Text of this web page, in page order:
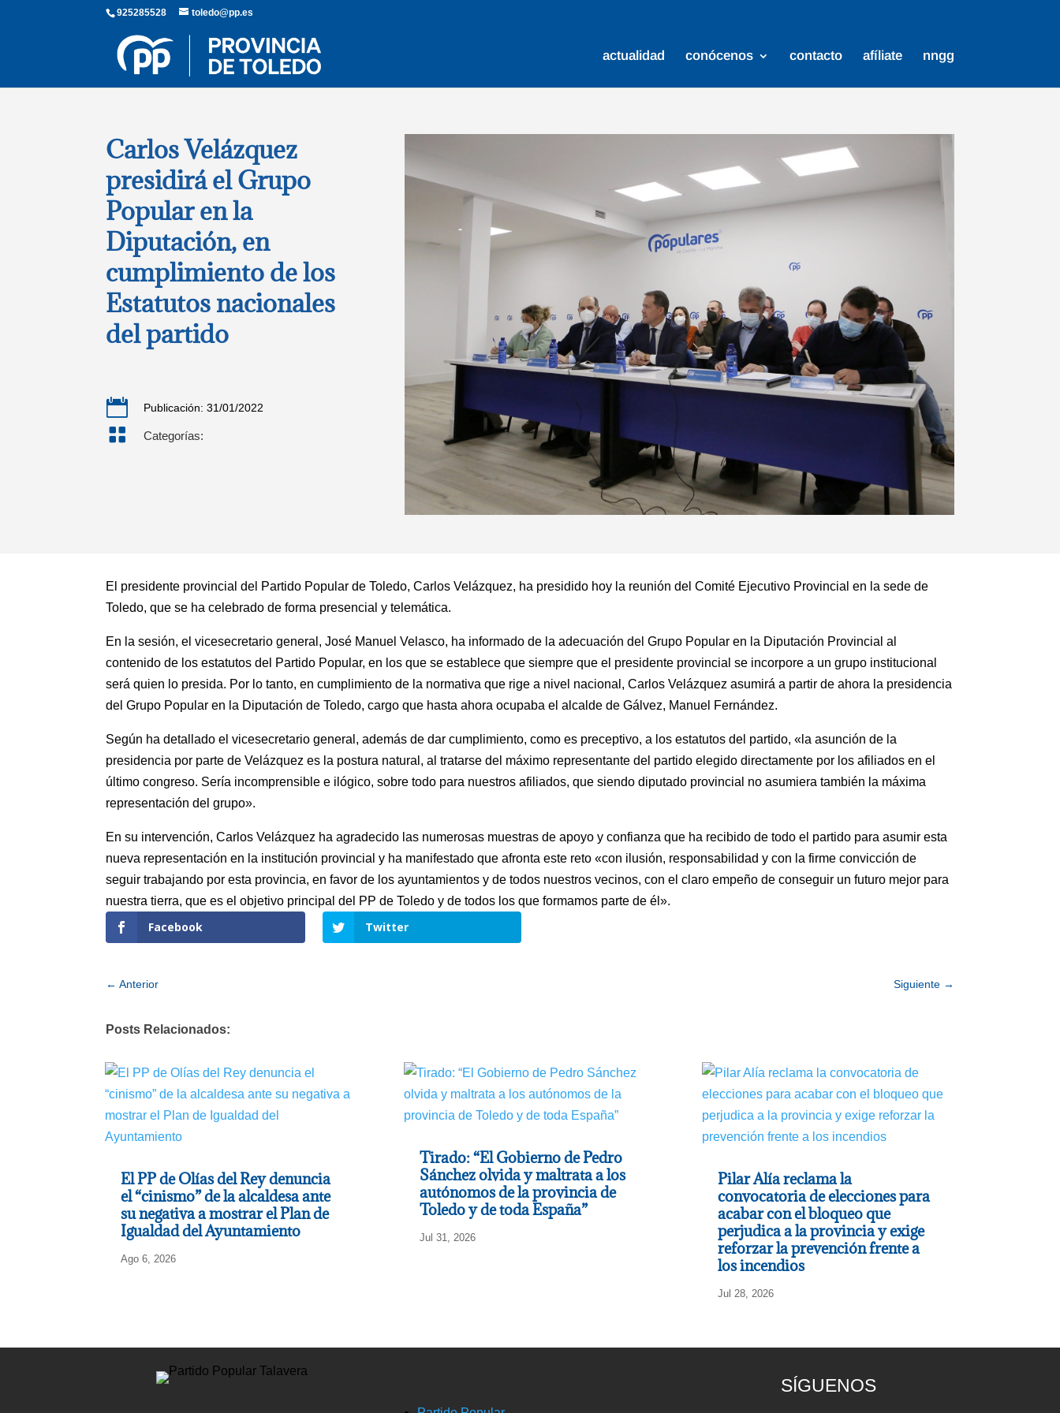
925285528 toledo@pp.es
actualidad conócenos contacto afíliate nngg
Carlos Velázquez
presidirá el Grupo
Popular en la
Diputación, en
cumplimiento de los
Estatutos nacionales
del partido
 Publicación: 31/01/2022
 Categorías:
El presidente provincial del Partido Popular de Toledo, Carlos Velázquez, ha presidido hoy la reunión del Comité Ejecutivo Provincial en la sede de
Toledo, que se ha celebrado de forma presencial y telemática.
En la sesión, el vicesecretario general, José Manuel Velasco, ha informado de la adecuación del Grupo Popular en la Diputación Provincial al
contenido de los estatutos del Partido Popular, en los que se establece que siempre que el presidente provincial se incorpore a un grupo institucional
será quien lo presida. Por lo tanto, en cumplimiento de la normativa que rige a nivel nacional, Carlos Velázquez asumirá a partir de ahora la presidencia
del Grupo Popular en la Diputación de Toledo, cargo que hasta ahora ocupaba el alcalde de Gálvez, Manuel Fernández.
Según ha detallado el vicesecretario general, además de dar cumplimiento, como es preceptivo, a los estatutos del partido, «la asunción de la
presidencia por parte de Velázquez es la postura natural, al tratarse del máximo representante del partido elegido directamente por los afiliados en el
último congreso. Sería incomprensible e ilógico, sobre todo para nuestros afiliados, que siendo diputado provincial no asumiera también la máxima
representación del grupo».
En su intervención, Carlos Velázquez ha agradecido las numerosas muestras de apoyo y confianza que ha recibido de todo el partido para asumir esta
nueva representación en la institución provincial y ha manifestado que afronta este reto «con ilusión, responsabilidad y con la firme convicción de
seguir trabajando por esta provincia, en favor de los ayuntamientos y de todos nuestros vecinos, con el claro empeño de conseguir un futuro mejor para
nuestra tierra, que es el objetivo principal del PP de Toledo y de todos los que formamos parte de él».
Facebook Twitter
←Anterior Siguiente→
Posts Relacionados:
El PP de Olías del Rey denuncia
el “cinismo” de la alcaldesa ante
su negativa a mostrar el Plan de
Igualdad del Ayuntamiento
Ago 6, 2026
Tirado: “El Gobierno de Pedro
Sánchez olvida y maltrata a los
autónomos de la provincia de
Toledo y de toda España”
Jul 31, 2026
Pilar Alía reclama la
convocatoria de elecciones para
acabar con el bloqueo que
perjudica a la provincia y exige
reforzar la prevención frente a
los incendios
Jul 28, 2026
SÍGUENOS